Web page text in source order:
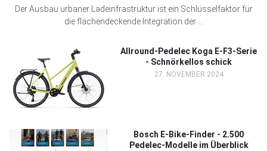
Der Ausbau urbaner Ladeinfrastruktur ist ein Schlüsselfaktor für
die flächendeckende Integration der ...
Allround-Pedelec Koga E-F3-Serie
- Schnörkellos schick
27. NOVEMBER 2024
Bosch E-Bike-Finder - 2.500
Pedelec-Modelle im Überblick